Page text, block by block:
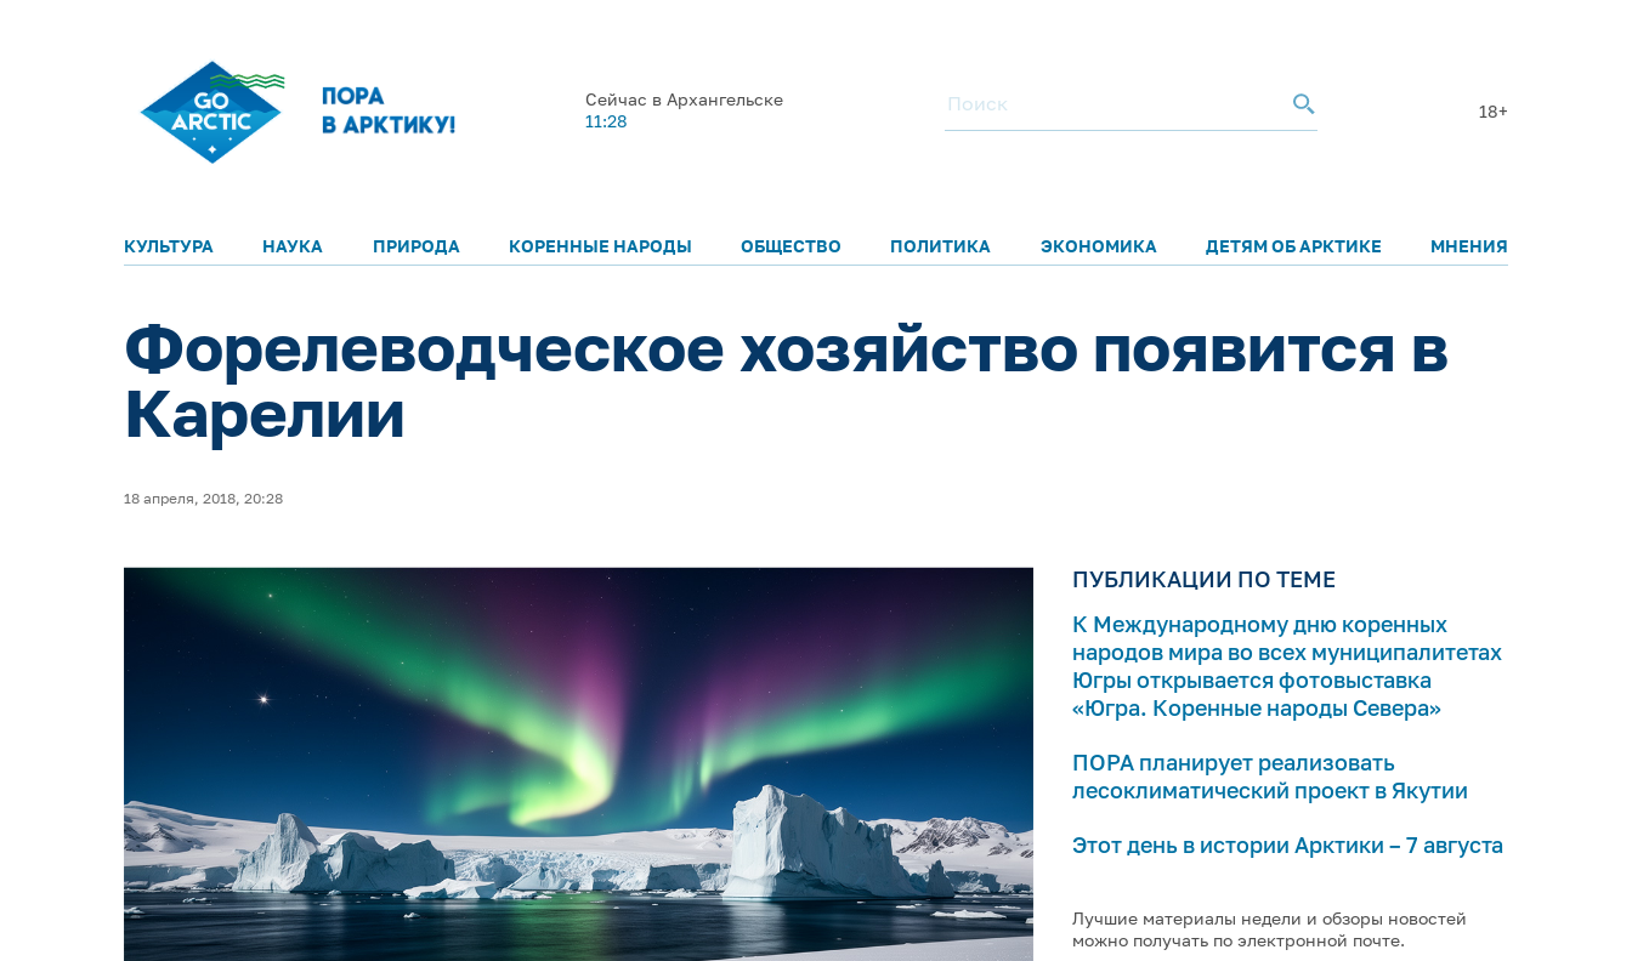
Сейчас в Архангельске
11:28
18+
КУЛЬТУРА НАУКА ПРИРОДА КОРЕННЫЕ НАРОДЫ ОБЩЕСТВО ПОЛИТИКА ЭКОНОМИКА ДЕТЯМ ОБ АРКТИКЕ МНЕНИЯ
Форелеводческое хозяйство появится в
Карелии
18 апреля, 2018, 20:28
ПУБЛИКАЦИИ ПО ТЕМЕ
К Международному дню коренных
народов мира во всех муниципалитетах
Югры открывается фотовыставка
«Югра. Коренные народы Севера»
ПОРА планирует реализовать
лесоклиматический проект в Якутии
Этот день в истории Арктики – 7 августа
Лучшие материалы недели и обзоры новостей
можно получать по электронной почте.